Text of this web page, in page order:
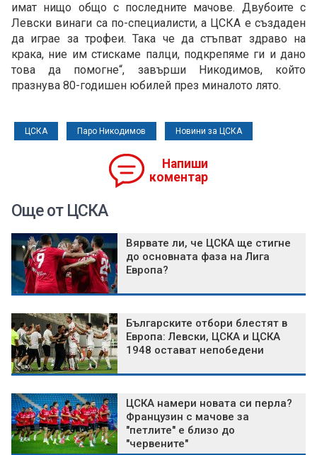
имат нищо общо с последните мачове. Двубоите с
Левски винаги са по-специалисти, а ЦСКА е създаден
да играе за трофеи. Така че да стъпват здраво на
крака, ние им стискаме палци, подкрепяме ги и дано
това да помогне“, завърши Никодимов, който
празнува 80-годишен юбилей през миналото лято.
ЦСКА Паро Никодимов Новини за ЦСКА
Напиши
коментар
Още от ЦСКА
Вярвате ли, че ЦСКА ще стигне
до основната фаза на Лига
Европа?
Българските отбори блестят в
Европа: Левски, ЦСКА и ЦСКА
1948 остават непобедени
ЦСКА намери новата си перла?
Французин с мачове за
"петлите" е близо до
"червените"